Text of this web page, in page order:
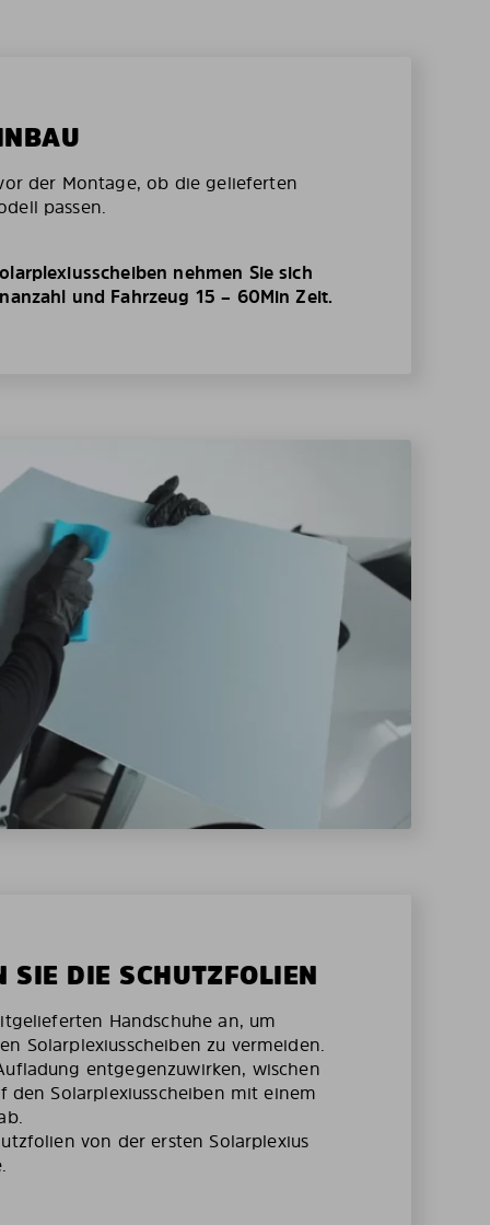
der Montage, ob die gelieferten
passen.
nehmen Sie sich
und Fahrzeug 15 – 60Min Zeit.
SIE DIE SCHUTZFOLIEN
Handschuhe an, um
Solarplexiusscheiben zu vermeiden.
entgegenzuwirken, wischen
den Solarplexiusscheiben mit einem
von der ersten Solarplexius